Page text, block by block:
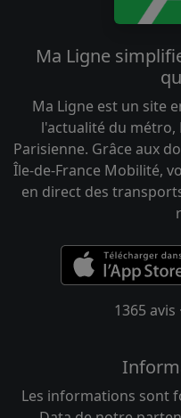
Ma Ligne
Ma Ligne est un site
l'actualité du métro,
Parisienne. Grâce aux
Île-de-France Mobilité,
en direct des
1365 avis
Les informations sont